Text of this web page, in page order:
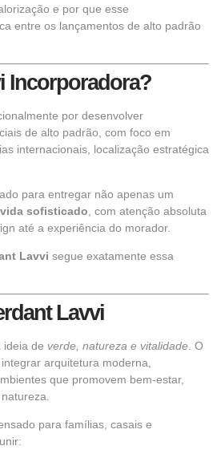
e por que esse
entre os lançamentos de alto padrão
Incorporadora?
por desenvolver
de alto padrão, com foco em
internacionais, localização estratégica
para entregar não apenas um
sofisticado , com atenção absoluta
até a experiência do morador.
Lavvi segue exatamente essa
Lavvi
ideia de verde, natureza e vitalidade . O
arquitetura moderna,
que promovem bem-estar,
para famílias, casais e